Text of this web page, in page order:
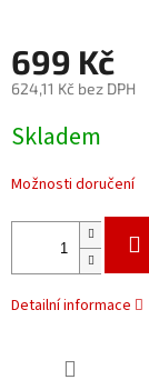
699 Kč
624,11 Kč bez DPH
cena:
Skladem
Možnosti doručení
Detailní informace